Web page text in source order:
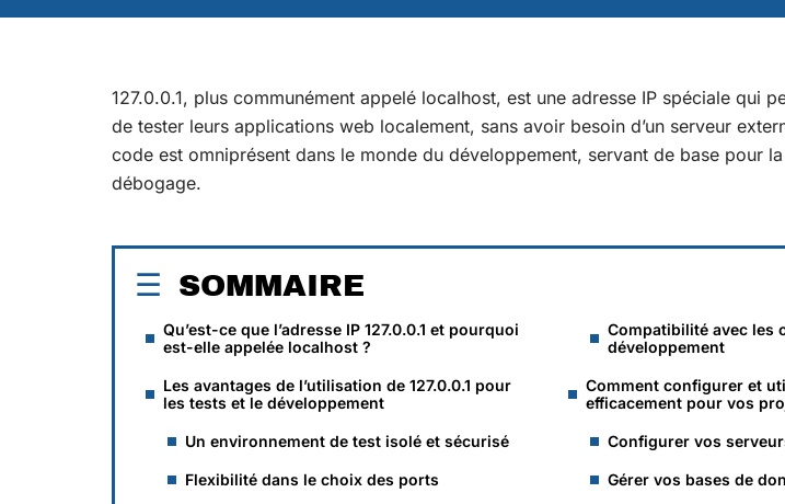
127.0.0.1, plus communément appelé localhost, est une adresse IP spéciale qui
de tester leurs applications web localement, sans avoir besoin d’un serveur
code est omniprésent dans le monde du développement, servant de base pour
débogage.
SOMMAIRE
Qu’est-ce que l’adresse IP 127.0.0.1 et pourquoi
est-elle appelée localhost ?
Les avantages de l’utilisation de 127.0.0.1 pour
les tests et le développement
Un environnement de test isolé et sécurisé
Flexibilité dans le choix des ports
Compatibilité avec les
développement
Comment configurer et
efficacement pour vos
Configurer vos
Gérer vos bases de